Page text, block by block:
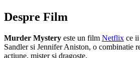
Despre Film
Murder Mystery este un film Netflix ce
Sandler si Jennifer Aniston, o combinatie
actiune, mister si dragoste.